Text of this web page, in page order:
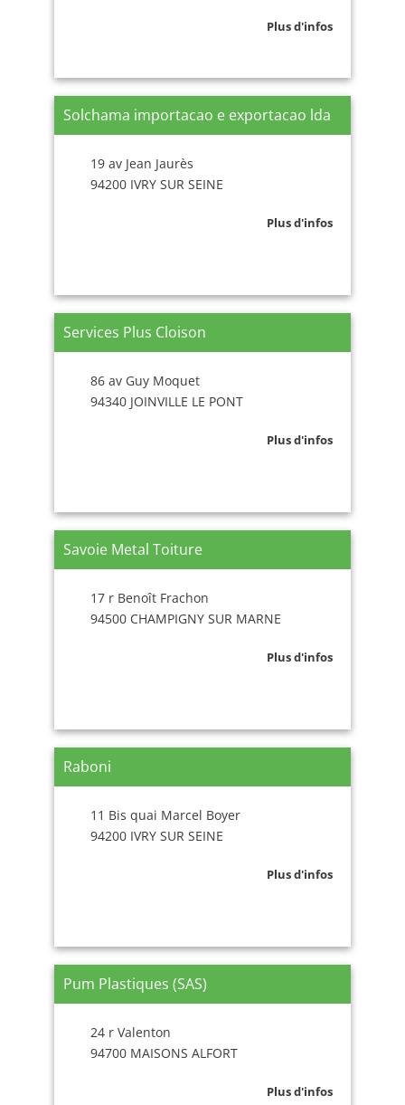
Plus d'infos
Solchama importacao e exportacao lda
19 av Jean Jaurès
94200 IVRY SUR SEINE
Plus d'infos
Services Plus Cloison
86 av Guy Moquet
94340 JOINVILLE LE PONT
Plus d'infos
Savoie Metal Toiture
17 r Benoît Frachon
94500 CHAMPIGNY SUR MARNE
Plus d'infos
Raboni
11 Bis quai Marcel Boyer
94200 IVRY SUR SEINE
Plus d'infos
Pum Plastiques (SAS)
24 r Valenton
94700 MAISONS ALFORT
Plus d'infos